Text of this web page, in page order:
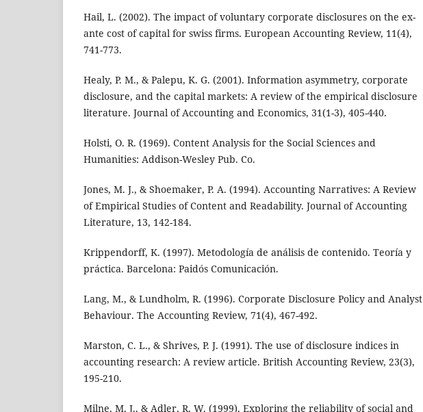
Hail, L. (2002). The impact of voluntary corporate disclosures on the ex-
ante cost of capital for swiss firms. European Accounting Review, 11(4),
741-773.
Healy, P. M., & Palepu, K. G. (2001). Information asymmetry, corporate
disclosure, and the capital markets: A review of the empirical disclosure
literature. Journal of Accounting and Economics, 31(1-3), 405-440.
Holsti, O. R. (1969). Content Analysis for the Social Sciences and
Humanities: Addison-Wesley Pub. Co.
Jones, M. J., & Shoemaker, P. A. (1994). Accounting Narratives: A Review
of Empirical Studies of Content and Readability. Journal of Accounting
Literature, 13, 142-184.
Krippendorff, K. (1997). Metodología de análisis de contenido. Teoría y
práctica. Barcelona: Paidós Comunicación.
Lang, M., & Lundholm, R. (1996). Corporate Disclosure Policy and Analyst
Behaviour. The Accounting Review, 71(4), 467-492.
Marston, C. L., & Shrives, P. J. (1991). The use of disclosure indices in
accounting research: A review article. British Accounting Review, 23(3),
195-210.
Milne, M. J., & Adler, R. W. (1999). Exploring the reliability of social and